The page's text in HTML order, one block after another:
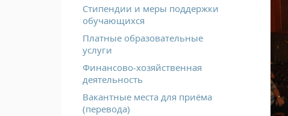
Стипендии и меры поддержки
обучающихся
Платные образовательные
услуги
Финансово-хозяйственная
деятельность
Вакантные места для приёма
(перевода)